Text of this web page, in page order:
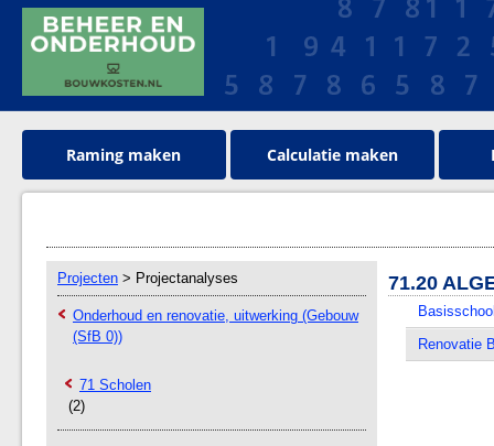
Raming maken Calculatie maken
Projecten > Projectanalyses
Onderhoud en renovatie, uitwerking (Gebouw
(SfB 0))
71 Scholen
(2)
71.20
Renovatie